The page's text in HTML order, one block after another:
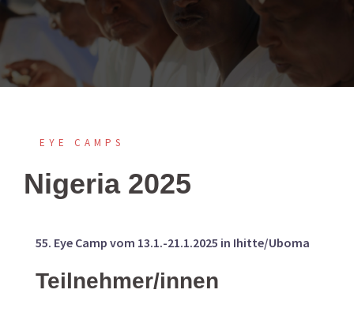
EYE CAMPS
Nigeria 2025
55. Eye Camp vom 13.1.-21.1.2025 in Ihitte/Uboma
Teilnehmer/innen